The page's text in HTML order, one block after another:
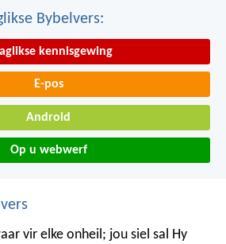
Bybelvers:
kennisgewing
E-pos
Android
Op u webwerf
vir elke onheil; jou siel sal Hy